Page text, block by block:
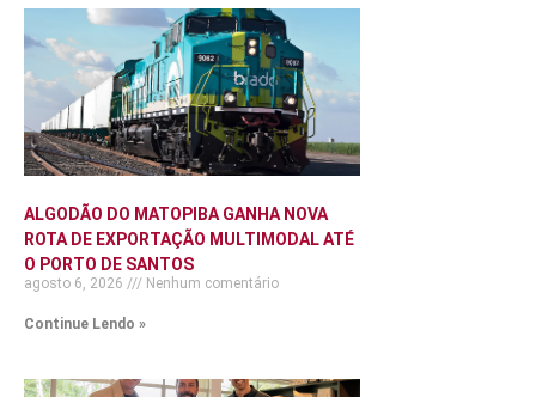
ALGODÃO DO MATOPIBA GANHA NOVA
ROTA DE EXPORTAÇÃO MULTIMODAL ATÉ
O PORTO DE SANTOS
agosto 6, 2026 Nenhum comentário
Continue Lendo »